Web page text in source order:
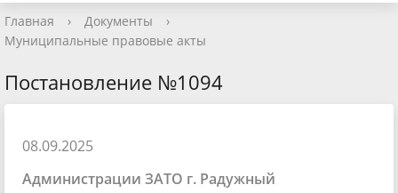
Главная › Документы
›
Муниципальные правовые акты
Постановление №1094
08.09.2025
Администрации ЗАТО г. Радужный